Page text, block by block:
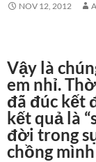
NOV 12, 2012
Vậy là
em nhỉ.
đã đúc kết
kết quả là
đời trong
chồng